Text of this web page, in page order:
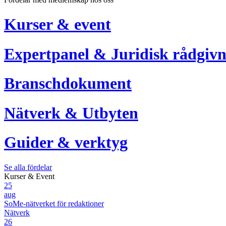
Kurser & event
Expertpanel & Juridisk
Branschdokument
Nätverk & Utbyten
Guider & verktyg
Se alla fördelar
Kurser & Event
25
aug
SoMe-nätverket för redaktioner
Nätverk
26